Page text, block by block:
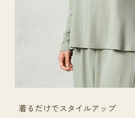
着るだけでスタイルアップ